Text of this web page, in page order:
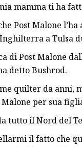
mamma ti ha
Post Malone
a Tulsa
di Post Malone
detto Bushrod.
quilter da anni,
per sua
tutto il Nord del
il fatto che